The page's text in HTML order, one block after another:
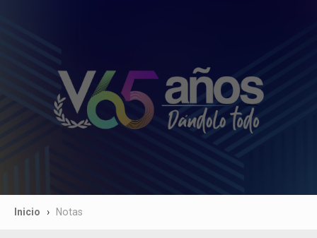
Inicio Notas